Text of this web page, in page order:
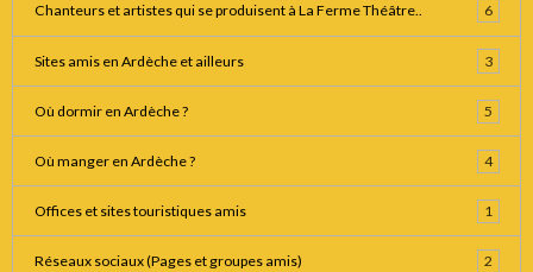
Chanteurs et artistes qui se produisent à La Ferme Théâtre.. 6
Sites amis en Ardèche et ailleurs 3
Où dormir en Ardèche ? 5
Où manger en Ardèche ? 4
Offices et sites touristiques amis 1
Réseaux sociaux (Pages et groupes amis) 2